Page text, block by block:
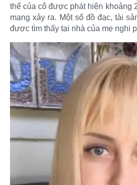
thể của cô được phát hiện khoảng
mạng xảy ra. Một số đồ đạc, tài
được tìm thấy tại nhà của mẹ nghi